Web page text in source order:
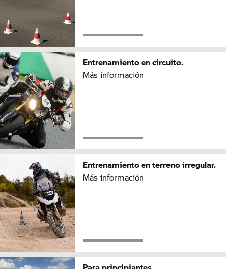
Entrenamiento en circuito.
Más información
Entrenamiento en terreno irregular.
Más información